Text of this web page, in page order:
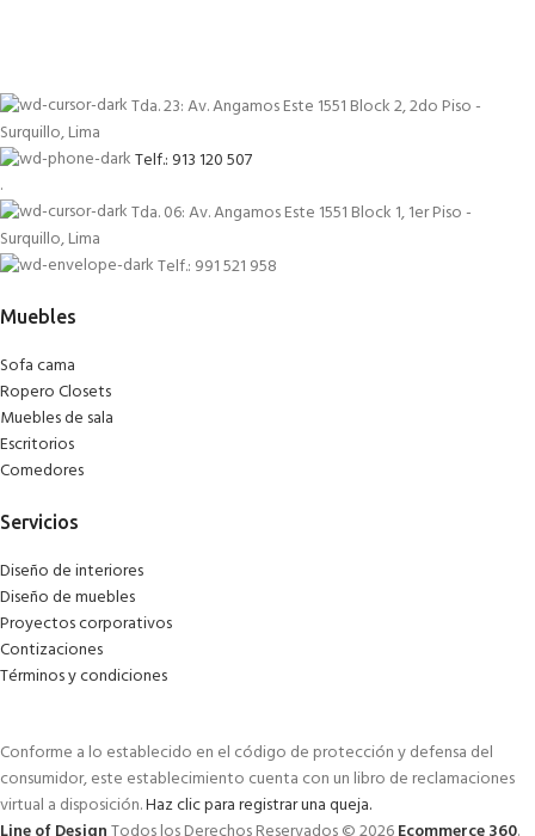
Tda. 23: Av. Angamos Este 1551 Block 2, 2do Piso -
Surquillo, Lima
Telf.: 913 120 507
.
Tda. 06: Av. Angamos Este 1551 Block 1, 1er Piso -
Surquillo, Lima
Telf.: 991 521 958
Muebles
Sofa cama
Ropero Closets
Muebles de sala
Escritorios
Comedores
Servicios
Diseño de interiores
Diseño de muebles
Proyectos corporativos
Contizaciones
Términos y condiciones
Conforme a lo establecido en el código de protección y defensa del
consumidor, este establecimiento cuenta con un libro de reclamaciones
virtual a disposición.Haz clic para registrar una queja.